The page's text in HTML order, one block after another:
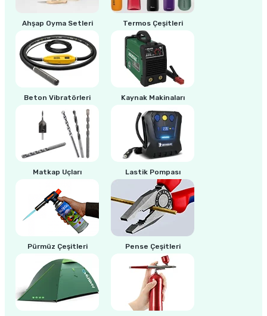
Makinası
Ahşap Oyma Setleri Termos Çeşitleri
Beton Vibratörleri Kaynak Makinaları
Matkap Uçları Lastik Pompası
Pürmüz Çeşitleri Pense Çeşitleri